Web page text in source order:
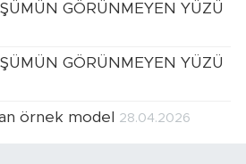
GÖRÜNMEYEN YÜZÜ
GÖRÜNMEYEN YÜZÜ
örnek model 28.04.2026